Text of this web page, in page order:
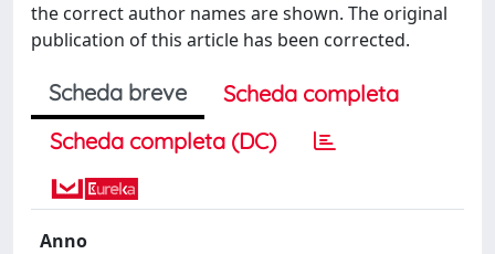
the correct author names are shown. The original
publication of this article has been corrected.
Scheda breve
Scheda completa
Scheda completa (DC)
Anno